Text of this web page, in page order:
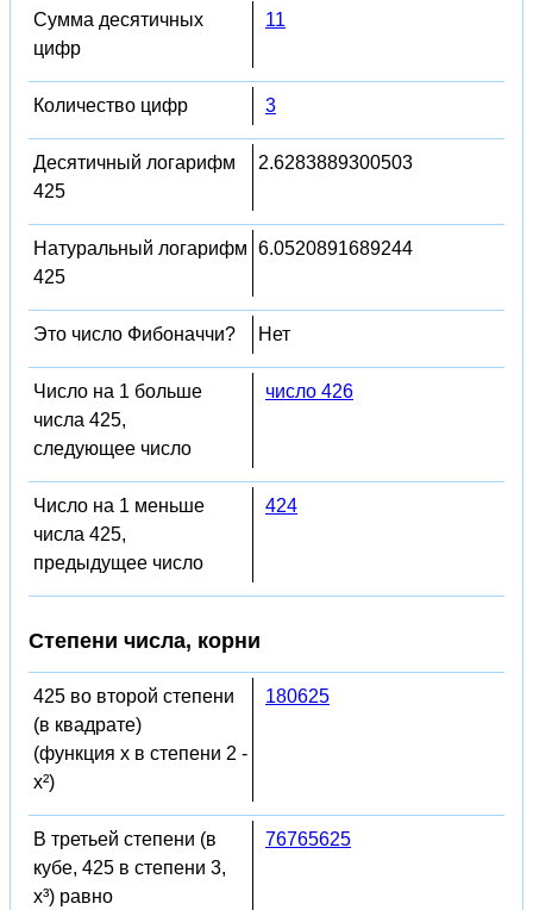
Сумма десятичных
цифр
11
Количество цифр 3
Десятичный логарифм
425
2.6283889300503
Натуральный логарифм
425
6.0520891689244
Это число Фибоначчи? Нет
Число на 1 больше
числа 425,
следующее число
число 426
Число на 1 меньше
числа 425,
предыдущее число
424
Степени числа, корни
425 во второй степени
(в квадрате)
(функция x в степени 2 -
x²)
180625
В третьей степени (в
кубе, 425 в степени 3,
x³) равно
76765625